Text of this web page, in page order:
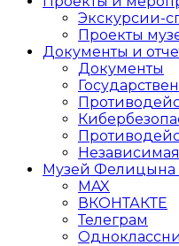
Экскурсии-
Проекты
Документы и
Документы
Музей Фелицына
MAX
ВКОНТАКТЕ
Телеграм